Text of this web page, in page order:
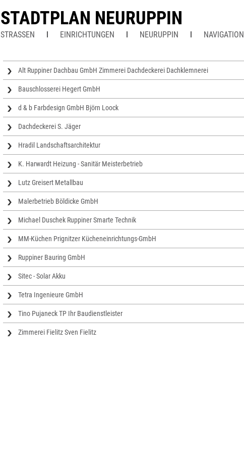
STADTPLAN NEURUPPIN
STRASSEN EINRICHTUNGEN NEURUPPIN NAVIGATION
Alt Ruppiner Dachbau GmbH Zimmerei Dachdeckerei Dachklemnerei
Bauschlosserei Hegert GmbH
d & b Farbdesign GmbH Björn Loock
Dachdeckerei S. Jäger
Hradil Landschaftsarchitektur
K. Harwardt Heizung - Sanitär Meisterbetrieb
Lutz Greisert Metallbau
Malerbetrieb Böldicke GmbH
Michael Duschek Ruppiner Smarte Technik
MM-Küchen Prignitzer Kücheneinrichtungs-GmbH
Ruppiner Bauring GmbH
Sitec - Solar Akku
Tetra Ingenieure GmbH
Tino Pujaneck TP Ihr Baudienstleister
Zimmerei Fielitz Sven Fielitz